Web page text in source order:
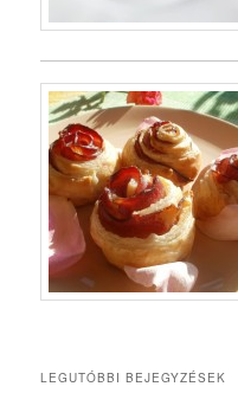
LEGUTÓBBI BEJEGYZÉSEK